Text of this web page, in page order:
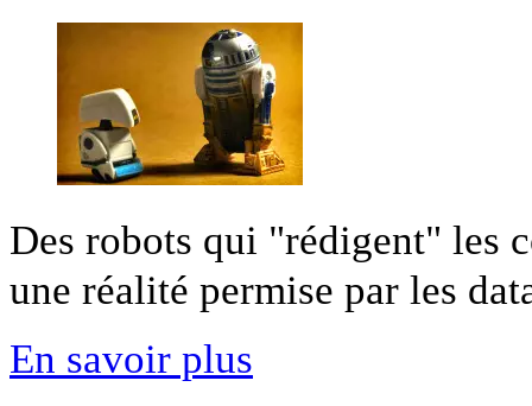
Des robots qui "rédigent" les
une réalité permise par les
En savoir plus